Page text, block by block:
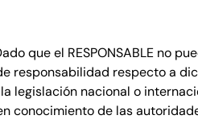
que el RESPONSABLE no
responsabilidad respecto a
nacional o
conocimiento de las